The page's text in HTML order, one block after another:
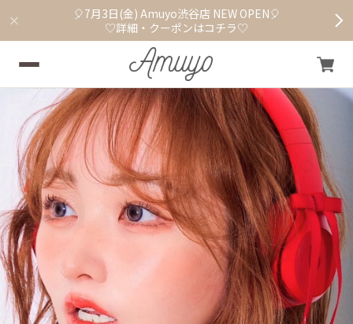
🎈7月3日(金) Amuyo渋谷店 NEW OPEN🎈
♡詳細・クーポンはコチラ♡